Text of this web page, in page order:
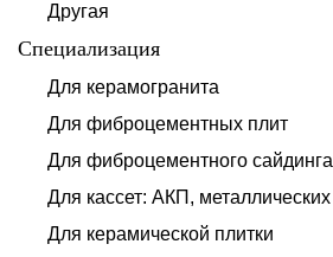
Другая
Специализация
Для керамогранита
Для фиброцементных плит
Для фиброцементного сайдинга
Для кассет: АКП, металлических
Для керамической плитки